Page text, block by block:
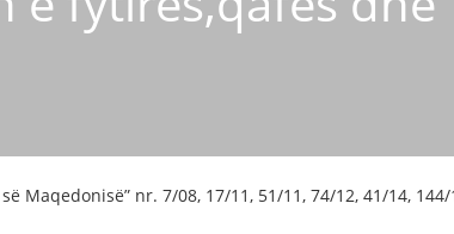
nr. 7/08, 17/11, 51/11, 74/12, 41/14, 144/